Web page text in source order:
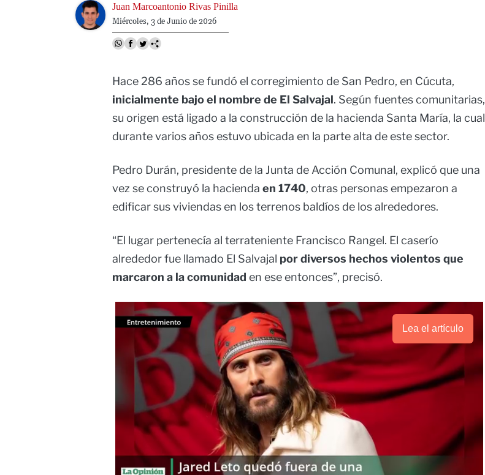
Image Juan Marcoantonio Rivas Pinilla
Miércoles, 3 de Junio de 2026
Hace 286 años se fundó el corregimiento de San Pedro, en Cúcuta,
inicialmente bajo el nombre de El Salvajal. Según fuentes comunitarias,
su origen está ligado a la construcción de la hacienda Santa María, la cual
durante varios años estuvo ubicada en la parte alta de este sector.
Pedro Durán, presidente de la Junta de Acción Comunal, explicó que una
vez se construyó la hacienda en 1740, otras personas empezaron a
edificar sus viviendas en los terrenos baldíos de los alrededores.
“El lugar pertenecía al terrateniente Francisco Rangel. El caserío
alrededor fue llamado El Salvajal por diversos hechos violentos que
marcaron a la comunidad en ese entonces”, precisó.
Lea el artículo